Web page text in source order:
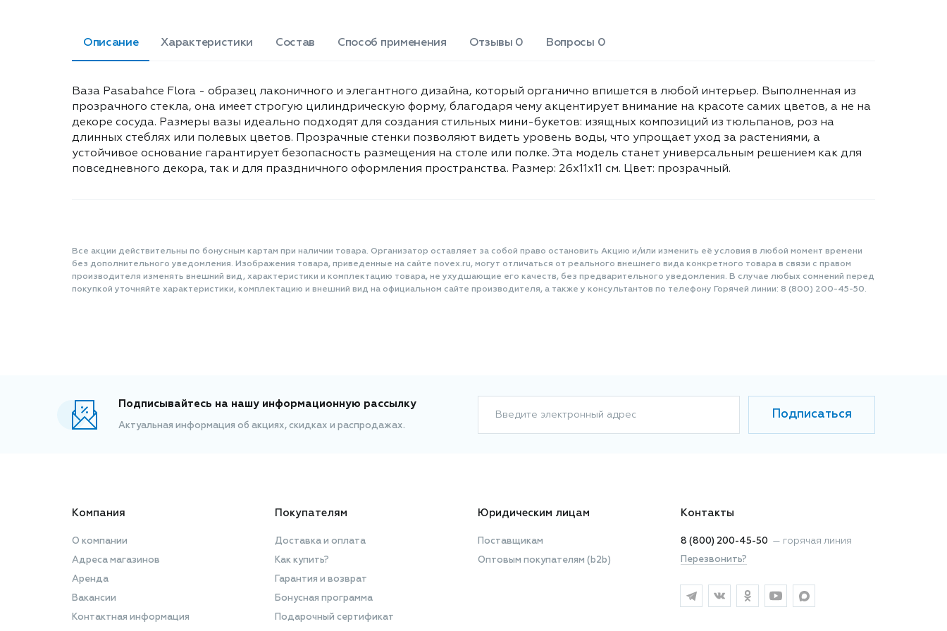
пространства. Размер: 26x11x11 см.
Цвет: прозрачный.
Описание Характеристики Состав Способ применения Отзывы 0 Вопросы 0
Ваза Pasabahce Flora - образец лаконичного и элегантного дизайна, который органично впишется в любой интерьер. Выполненная из
прозрачного стекла, она имеет строгую цилиндрическую форму, благодаря чему акцентирует внимание на красоте самих цветов, а не на
декоре сосуда. Размеры вазы идеально подходят для создания стильных мини-букетов: изящных композиций из тюльпанов, роз на
длинных стеблях или полевых цветов. Прозрачные стенки позволяют видеть уровень воды, что упрощает уход за растениями, а
устойчивое основание гарантирует безопасность размещения на столе или полке. Эта модель станет универсальным решением как для
повседневного декора, так и для праздничного оформления пространства. Размер: 26x11x11 см. Цвет: прозрачный.
Все акции действительны по бонусным картам при наличии товара. Организатор оставляет за собой право остановить Акцию и/или изменить её условия в любой момент времени
без дополнительного уведомления. Изображения товара, приведенные на сайте novex.ru, могут отличаться от реального внешнего вида конкретного товара в связи с правом
производителя изменять внешний вид, характеристики и комплектацию товара, не ухудшающие его качеств, без предварительного уведомления. В случае любых сомнений перед
покупкой уточняйте характеристики, комплектацию и внешний вид на официальном сайте производителя, а также у консультантов по телефону Горячей линии: 8 (800) 200-45-50.
Подписывайтесь на нашу информационную рассылку
Актуальная информация об акциях, скидках и распродажах.
Введите электронный адрес Подписаться
Компания
О компании
Адреса магазинов
Аренда
Вакансии
Контактная информация
Покупателям
Доставка и оплата
Как купить?
Гарантия и возврат
Бонусная программа
Подарочный сертификат
Юридическим лицам
Поставщикам
Оптовым покупателям (b2b)
Контакты
8 (800) 200-45-50 — горячая линия
Перезвонить?